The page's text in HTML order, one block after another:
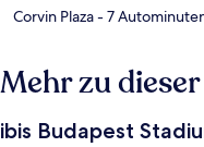
Corvin Plaza- 7
Mehr zu
ibis Budapest